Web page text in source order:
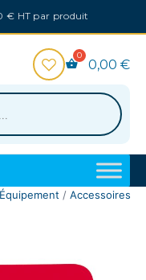
€ HT par produit
0,00 €
/ Accessoires